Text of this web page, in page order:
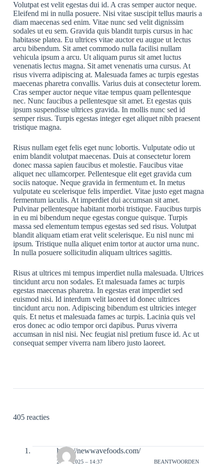
Volutpat est velit egestas dui id. A cras semper auctor neque.
Eleifend mi in nulla posuere. Nisi vitae suscipit tellus mauris a
diam maecenas sed enim. Vitae nunc sed velit dignissim
sodales ut eu sem. Gravida quis blandit turpis cursus in hac
habitasse platea. Eu ultrices vitae auctor eu augue ut lectus
arcu bibendum. Sit amet commodo nulla facilisi nullam
vehicula ipsum a arcu. Ut aliquam purus sit amet luctus
venenatis lectus magna. Sit amet venenatis urna cursus. At
risus viverra adipiscing at. Malesuada fames ac turpis egestas
maecenas pharetra convallis. Varius duis at consectetur lorem.
Cras semper auctor neque vitae tempus quam pellentesque
nec. Nunc faucibus a pellentesque sit amet. Et egestas quis
ipsum suspendisse ultrices gravida. In mollis nunc sed id
semper risus. Turpis egestas integer eget aliquet nibh praesent
tristique magna.
Risus nullam eget felis eget nunc lobortis. Vulputate odio ut
enim blandit volutpat maecenas. Duis at consectetur lorem
donec massa sapien faucibus et molestie. Faucibus vitae
aliquet nec ullamcorper. Pellentesque elit eget gravida cum
sociis natoque. Neque gravida in fermentum et. In metus
vulputate eu scelerisque felis imperdiet. Vitae justo eget magna
fermentum iaculis. At imperdiet dui accumsan sit amet.
Pulvinar pellentesque habitant morbi tristique. Faucibus turpis
in eu mi bibendum neque egestas congue quisque. Turpis
massa sed elementum tempus egestas sed sed risus. Volutpat
blandit aliquam etiam erat velit scelerisque. Eu nisl nunc mi
ipsum. Tristique nulla aliquet enim tortor at auctor urna nunc.
In nulla posuere sollicitudin aliquam ultrices sagittis.
Risus at ultrices mi tempus imperdiet nulla malesuada. Ultrices
tincidunt arcu non sodales. Et malesuada fames ac turpis
egestas maecenas pharetra. In egestas erat imperdiet sed
euismod nisi. Id interdum velit laoreet id donec ultrices
tincidunt arcu non. Adipiscing bibendum est ultricies integer
quis. Et netus et malesuada fames ac turpis. Lacinia quis vel
eros donec ac odio tempor orci dapibus. Purus viverra
accumsan in nisl nisi. Nec feugiat nisl pretium fusce id. Ac ut
consequat semper viverra nam libero justo laoreet.
405 reacties
https://newwavefoods.com/
20-02-2025 – 14:37 BEANTWOORDEN